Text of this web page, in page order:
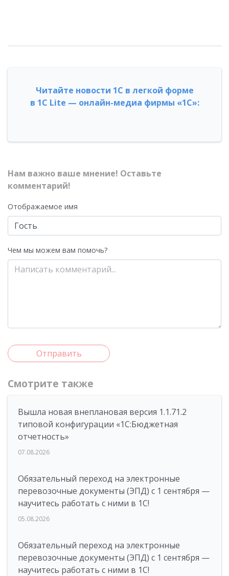
Читайте новости 1С в легкой форме
в 1С Lite — онлайн-медиа фирмы «1С»:
Нам важно ваше мнение! Оставьте
комментарий!
Отображаемое имя
Чем мы можем вам помочь?
Отправить
Смотрите также
Вышла новая внеплановая версия 1.1.71.2
типовой конфигурации «1C:Бюджетная
отчетность»
07.08.2026
Обязательный переход на электронные
перевозочные документы (ЭПД) с 1 сентября —
научитесь работать с ними в 1С!
05.08.2026
Обязательный переход на электронные
перевозочные документы (ЭПД) с 1 сентября —
научитесь работать с ними в 1С!